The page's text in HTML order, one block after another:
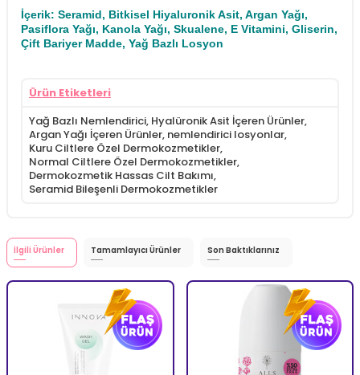
İçerik: Seramid, Bitkisel Hiyaluronik Asit, Argan Yağı,
Pasiflora Yağı, Kanola Yağı, Skualene, E Vitamini, Gliserin,
Çift Bariyer Madde, Yağ Bazlı Losyon
Ürün Etiketleri
Yağ Bazlı Nemlendirici, Hyalüronik Asit İçeren Ürünler,
Argan Yağı İçeren Ürünler, nemlendirici losyonlar,
Kuru Ciltlere Özel Dermokozmetikler,
Normal Ciltlere Özel Dermokozmetikler,
Dermokozmetik Hassas Cilt Bakımı,
Seramid Bileşenli Dermokozmetikler
İlgili Ürünler Tamamlayıcı Ürünler Son Baktıklarınız